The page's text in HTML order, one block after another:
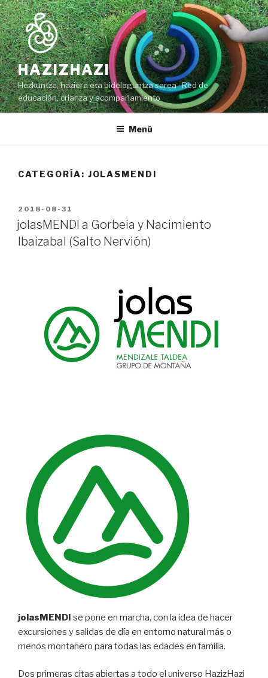
Ir
al
contenido
HAZIZHAZI
Hezkuntza, haziera eta bidelaguntza sarea · Red de
educación, crianza y acompañamiento
Menú
CATEGORÍA: JOLASMENDI
PUBLICADO
EN
2018-08-31
jolasMENDI a Gorbeia y Nacimiento
Ibaizabal (Salto Nervión)
jolasMENDI se pone en marcha, con la idea de hacer
excursiones y salidas de día en entorno natural más o
menos montañero para todas las edades en familia.
Dos primeras citas abiertas a todo el universo HazizHazi